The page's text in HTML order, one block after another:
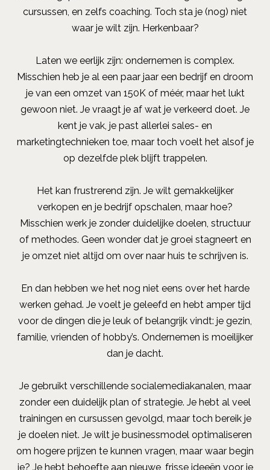
cursussen, en zelfs coaching. Toch sta je (nog) niet
waar je wilt zijn. Herkenbaar?
Laten we eerlijk zijn: ondernemen is complex.
Misschien heb je al een paar jaar een bedrijf en droom
je van een omzet van 150K of méér, maar het lukt
gewoon niet. Je vraagt je af wat je verkeerd doet. Je
kent je vak, je past allerlei sales- en
marketingtechnieken toe, maar toch voelt het alsof je
op dezelfde plek blijft trappelen.
Het kan frustrerend zijn. Je wilt gemakkelijker
verkopen en je bedrijf opschalen, maar hoe?
Misschien werk je zonder duidelijke doelen, structuur
of methodes. Geen wonder dat je groei stagneert en
je omzet niet altijd om over naar huis te schrijven is.
En dan hebben we het nog niet eens over het harde
werken gehad. Je voelt je geleefd en hebt amper tijd
voor de dingen die je leuk of belangrijk vindt: je gezin,
familie, vrienden of hobby’s. Ondernemen is moeilijker
dan je dacht.
Je gebruikt verschillende socialemediakanalen, maar
zonder een duidelijk plan of strategie. Je hebt al veel
trainingen en cursussen gevolgd, maar toch bereik je
je doelen niet. Je wilt je businessmodel optimaliseren
om hogere prijzen te kunnen vragen, maar waar begin
je? Je hebt behoefte aan nieuwe, frisse ideeën voor je